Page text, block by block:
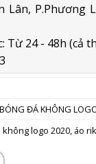
Lân, P.Phương
Từ 24 - 48h (cả
ĐÁ KHÔNG
không logo 2020, áo